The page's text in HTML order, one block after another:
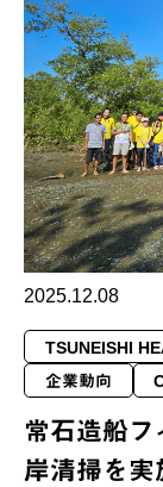
2025.12.08
TSUNEISHI
企業動向
常石造船
岸清掃を実